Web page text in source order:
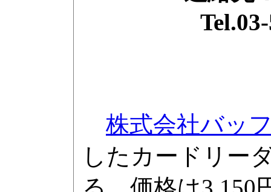
Tel.03-
株式会社バッ
したカードリー